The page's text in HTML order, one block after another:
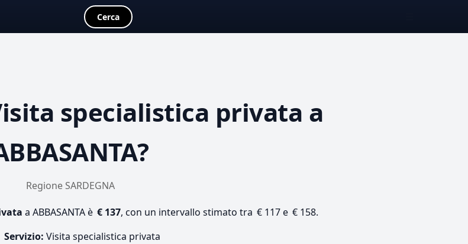
Cerca
specialistica privata a
Regione SARDEGNA
a ABBASANTA è € 137, con un intervallo stimato tra € 117 e € 158.
Servizio: Visita specialistica privata